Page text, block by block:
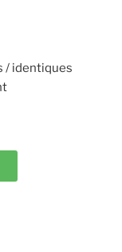
/ identiques